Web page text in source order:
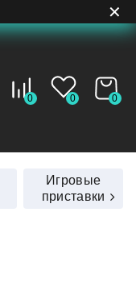
✕
0 0 0
Игровые
приставки